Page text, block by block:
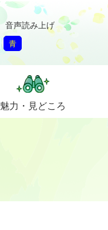
音声読み上げ
青
魅力・ 見どころ